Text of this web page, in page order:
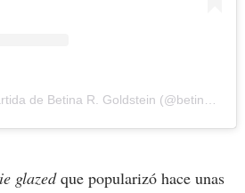
glazedque popularizó hace unas